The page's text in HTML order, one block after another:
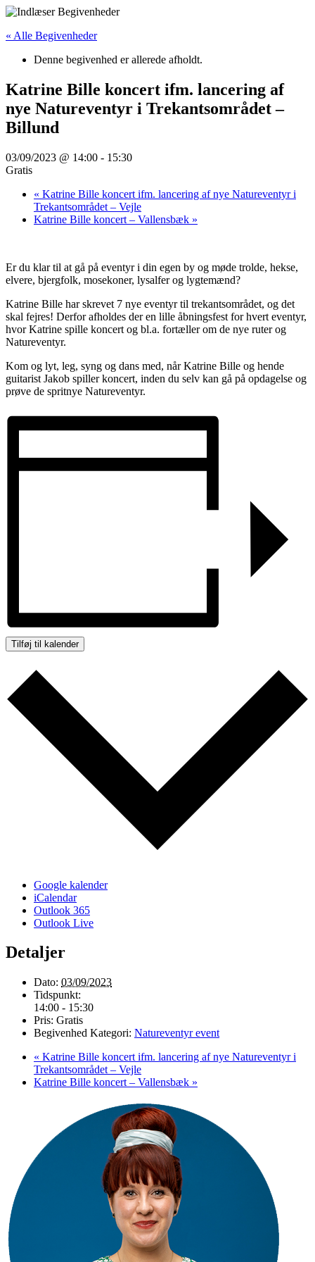
Videre
indhold
« Alle Begivenheder
Denne begivenhed er allerede afholdt.
Katrine Bille koncert ifm. lancering af
nye Natureventyr i Trekantsområdet –
Billund
03/09/2023 @ 14:00 - 15:30
Gratis
« Katrine Bille koncert ifm. lancering af nye Natureventyr i
Trekantsområdet – Vejle
Katrine Bille koncert – Vallensbæk »
Er du klar til at gå på eventyr i din egen by og møde trolde, hekse,
elvere, bjergfolk, mosekoner, lysalfer og lygtemænd?
Katrine Bille har skrevet 7 nye eventyr til trekantsområdet, og det
skal fejres! Derfor afholdes der en lille åbningsfest for hvert eventyr,
hvor Katrine spille koncert og bl.a. fortæller om de nye ruter og
Natureventyr.
Kom og lyt, leg, syng og dans med, når Katrine Bille og hende
guitarist Jakob spiller koncert, inden du selv kan gå på opdagelse og
prøve de spritnye Natureventyr.
Tilføj til kalender
Google kalender
iCalendar
Outlook 365
Outlook Live
Detaljer
Dato: 03/09/2023
Tidspunkt:
14:00 - 15:30
Pris: Gratis
Begivenhed Kategori: Natureventyr event
« Katrine Bille koncert ifm. lancering af nye Natureventyr i
Trekantsområdet – Vejle
Katrine Bille koncert – Vallensbæk »